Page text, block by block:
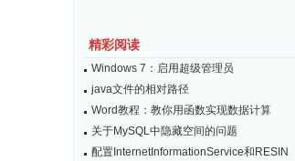
精彩阅读
Windows 7：启用超级管理员
java文件的相对路径
Word教程：教你用函数实现数据计算
关于MySQL中隐藏空间的问题
配置InternetInformationService和RESIN